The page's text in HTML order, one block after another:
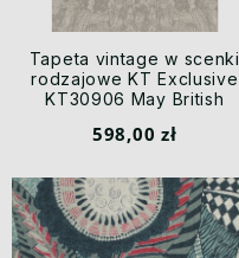
Tapeta vintage w scenki
rodzajowe KT Exclusive
KT30906 May British
598,00 zł